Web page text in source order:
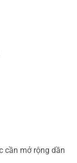
cần mở rộng dần